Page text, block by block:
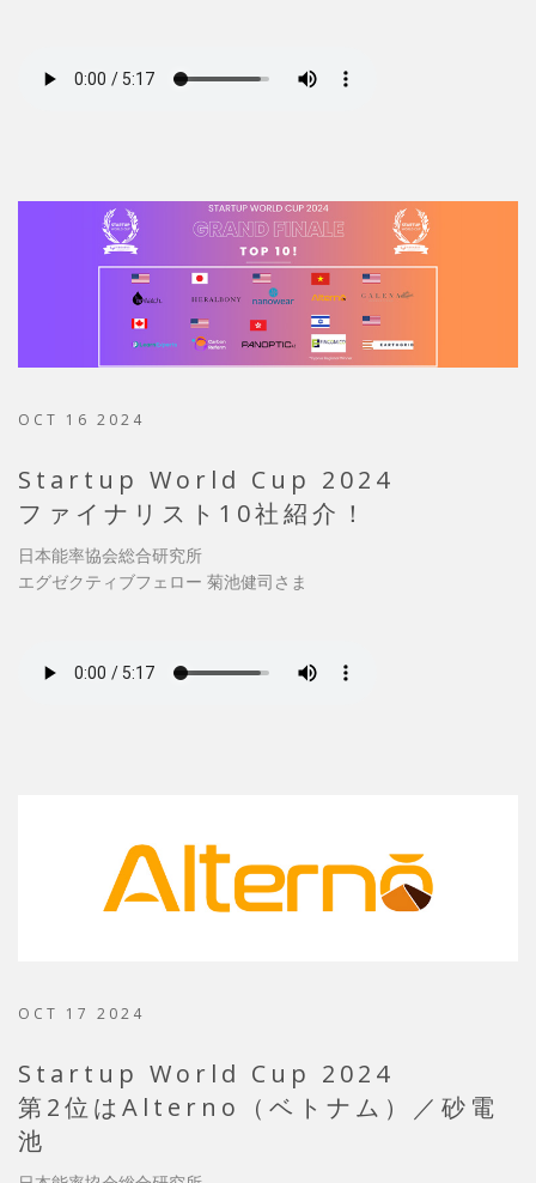
OCT 16 2024
Startup World Cup 2024
ファイナリスト10社紹介！
日本能率協会総合研究所
エグゼクティブフェロー 菊池健司さま
OCT 17 2024
Startup World Cup 2024
第2位はAlterno（ベトナム）／砂電
池